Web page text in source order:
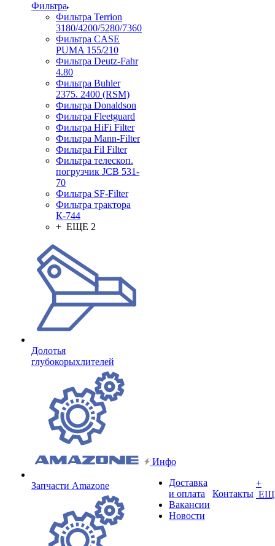
Фильтра
Фильтра Terrion
3180/4200/5280/7360
Фильтра CASE
PUMA 155/210
Фильтра Deutz-Fahr
4.80
Фильтра Buhler
2375. 2400 (RSM)
Фильтра Donaldson
Фильтра Fleetguard
Фильтра HiFi Filter
Фильтра Mann-Filter
Фильтра Fil Filter
Фильтра телескоп.
погрузчик JCB 531-
70
Фильтра SF-Filter
Фильтра трактора
К-744
+ ЕЩЕ 2
Долотья
глубокорыхлителей
Запчасти Amazone
Инфо
Доставка
и оплата
Вакансии
Новости
Контакты
+